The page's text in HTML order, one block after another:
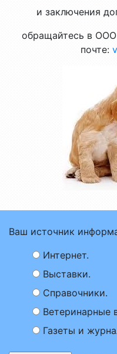
и заключения
обращайтесь в ООО
почте:
Ваш источник
Интернет.
Выставки.
Справочники.
Ветеринарные
Газеты и